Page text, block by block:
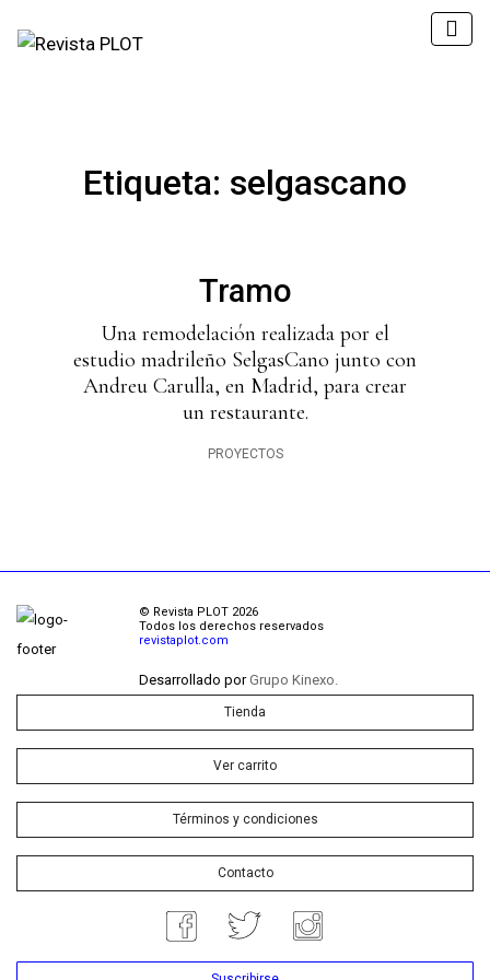
Etiqueta: selgascano
Tramo
Una remodelación realizada por el
estudio madrileño SelgasCano junto con
Andreu Carulla, en Madrid, para crear
un restaurante.
PROYECTOS
© Revista PLOT 2026
Todos los derechos reservados
revistaplot.com
Desarrollado porGrupo Kinexo.
Tienda
Ver carrito
Términos y condiciones
Contacto